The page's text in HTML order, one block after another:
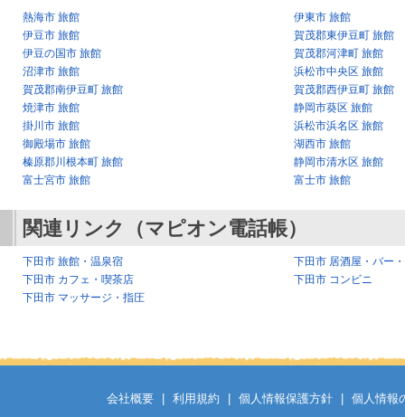
熱海市 旅館
伊東市 旅館
伊豆市 旅館
賀茂郡東伊豆町 旅館
伊豆の国市 旅館
賀茂郡河津町 旅館
沼津市 旅館
浜松市中央区 旅館
賀茂郡南伊豆町 旅館
賀茂郡西伊豆町 旅館
焼津市 旅館
静岡市葵区 旅館
掛川市 旅館
浜松市浜名区 旅館
御殿場市 旅館
湖西市 旅館
榛原郡川根本町 旅館
静岡市清水区 旅館
富士宮市 旅館
富士市 旅館
関連リンク（マピオン電話帳）
下田市 旅館・温泉宿
下田市 居酒屋・バー
下田市 カフェ・喫茶店
下田市 コンビニ
下田市 マッサージ・指圧
会社概要 利用規約 個人情報保護方針
個人情報